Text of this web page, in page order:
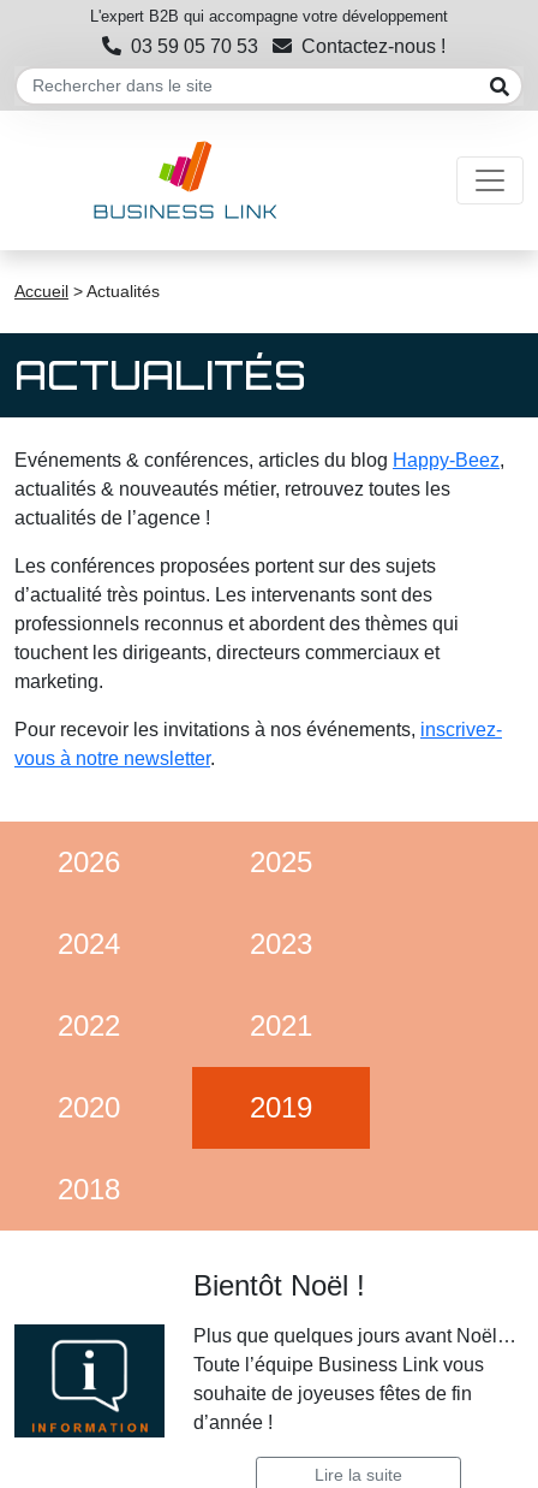
L'expert B2B qui accompagne votre développement
03 59 05 70 53 Contactez-nous !
Accueil >Actualités
ACTUALITÉS
Evénements & conférences, articles du blog Happy-Beez,
actualités & nouveautés métier, retrouvez toutes les
actualités de l’agence !
Les conférences proposées portent sur des sujets
d’actualité très pointus. Les intervenants sont des
professionnels reconnus et abordent des thèmes qui
touchent les dirigeants, directeurs commerciaux et
marketing.
Pour recevoir les invitations à nos événements, inscrivez-
vous à notre newsletter.
2026 2025
2024 2023
2022 2021
2020 2019
2018
Bientôt Noël !
Plus que quelques jours avant Noël…
Toute l’équipe Business Link vous
souhaite de joyeuses fêtes de fin
d’année !
Lire la suite